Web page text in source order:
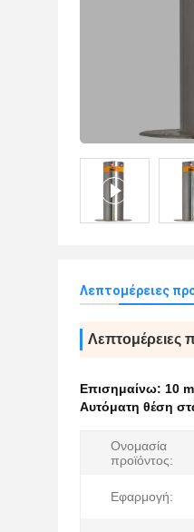
Λεπτομέρειες
Λεπτομέρειες
Επισημαίνω: 10
Αυτόματη θέση
Ονομασία
προϊόντος:
Εφαρμογή: